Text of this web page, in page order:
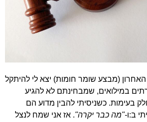
(מבצע שומר חומות) יצא לי להיתקל
במילואים, שמבחינתם לא להגיע
בעימות. כשניסיתי להבין מדוע הם
ב:ו-"מה כבר יקרה". אז אני שמח לנצל